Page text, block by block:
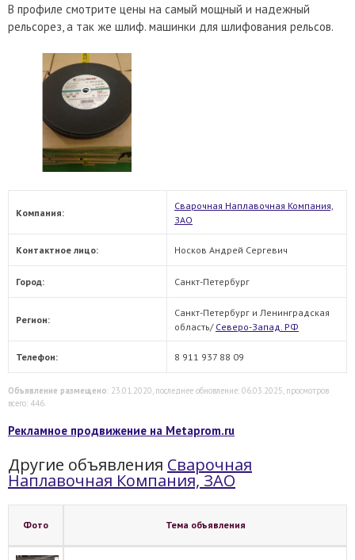
В профиле смотрите цены на самый мощный и надежный
рельсорез, а так же шлиф. машинки для шлифования рельсов.
Компания:
Cварочная Наплавочная Компания,
ЗАО
Контактное лицо: Носков Андрей Сергевич
Город: Санкт-Петербург
Регион:
Санкт-Петербург и Ленинградская
область/ Северо-Запад. РФ
Телефон: 8 911 937 88 09
Объявление размещено: 23.01.2020, последнее обновление: 06.03.2025, просмотров
всего: 446.
Рекламное продвижение на Metaprom.ru
Другие объявления Cварочная
Наплавочная Компания, ЗАО
Фото Тема объявления